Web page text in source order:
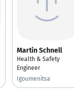
Martin Schnell
Health & Safety
Engineer
Igoumenitsa